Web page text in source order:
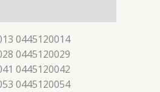
0445120014
0445120029
0445120042
0445120054